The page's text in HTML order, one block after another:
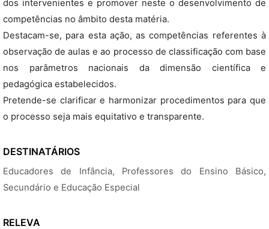
dos intervenientes e promover neste o desenvolvimento de
competências no âmbito desta matéria.
Destacam-se, para esta ação, as competências referentes à
observação de aulas e ao processo de classificação com base
nos parâmetros nacionais da dimensão científica e
pedagógica estabelecidos.
Pretende-se clarificar e harmonizar procedimentos para que
o processo seja mais equitativo e transparente.
DESTINATÁRIOS
Educadores de Infância, Professores do Ensino Básico,
Secundário e Educação Especial
RELEVA